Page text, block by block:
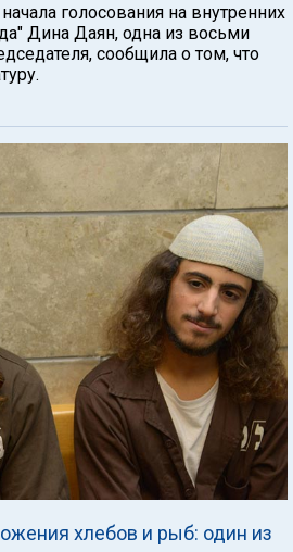
голосования на внутренних
Дина Даян, одна из восьми
сообщила о том, что
хлебов и рыб: один из